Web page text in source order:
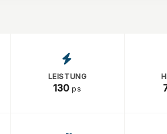
LEISTUNG
130 ps